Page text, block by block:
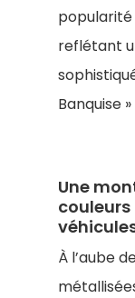
popularité
reflétant
Banquise
Une
À l’aube